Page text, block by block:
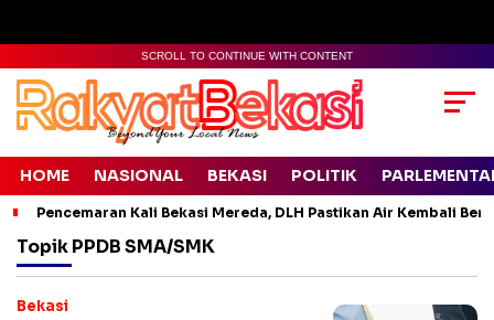
SCROLL TO CONTINUE WITH CONTENT
HOME NASIONAL BEKASI POLITIK
Pencemaran Kali Bekasi Mereda, DLH Pastikan Air Kembali
Topik PPDB SMA/SMK
Bekasi